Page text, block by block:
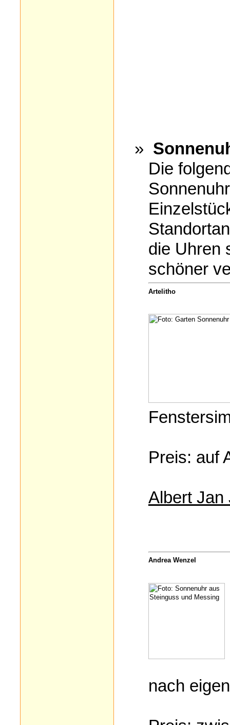
»
Die
die Uhren
schöner
Artelitho
Preis: auf
Albert Jan
Andrea Wenzel
nach